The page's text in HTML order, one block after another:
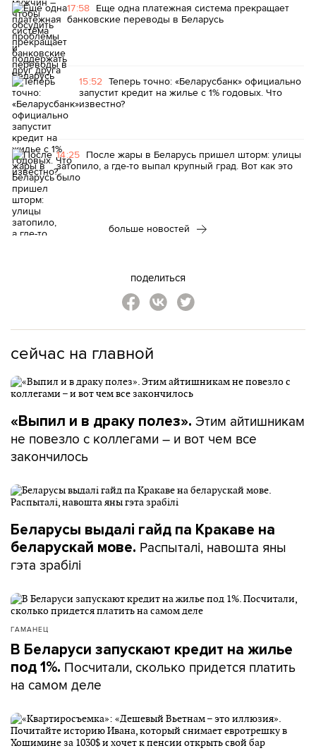
17:58 Еще одна платежная система прекращает
банковские переводы в Беларусь
15:52 Теперь точно: «Беларусбанк» официально
запустит кредит на жилье с 1% годовых. Что
известно?
14:25 После жары в Беларусь пришел шторм: улицы
затопило, а где-то выпал крупный град. Вот как это
было
больше новостей
поделиться
сейчас на главной
«Выпил и в драку полез». Этим айтишникам
не повезло с коллегами – и вот чем все
закончилось
Беларусы выдалі гайд па Кракаве на
беларускай мове. Распыталі, навошта яны
гэта зрабілі
ГАМАНЕЦ
В Беларуси запускают кредит на жилье
под 1%. Посчитали, сколько придется платить
на самом деле